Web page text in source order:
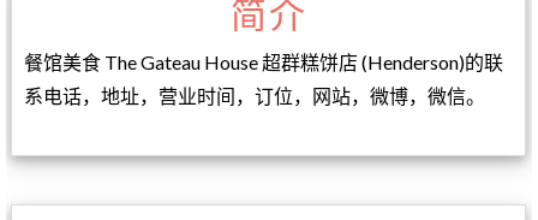
简介
餐馆美食 The Gateau House 超群糕饼店 (Henderson)的联
系电话，地址，营业时间，订位，网站，微博，微信。